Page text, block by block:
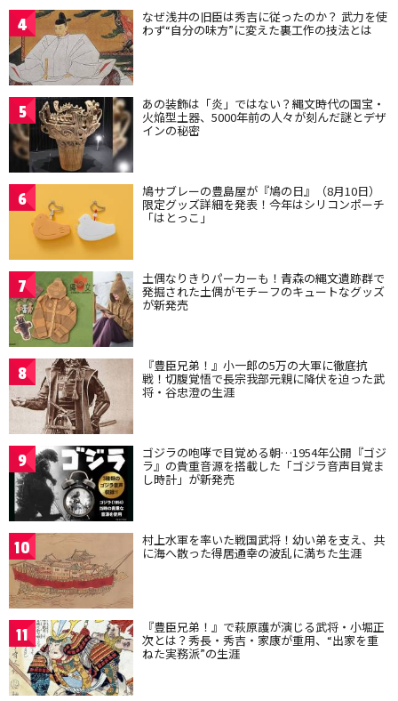
4 なぜ浅井の旧臣は秀吉に従ったのか？ 武力を使
わず“自分の味方”に変えた裏工作の技法とは
5 あの装飾は「炎」ではない？縄文時代の国宝・
火焔型土器、5000年前の人々が刻んだ謎とデザ
インの秘密
6 鳩サブレーの豊島屋が『鳩の日』（8月10日）
限定グッズ詳細を発表！今年はシリコンポーチ
「はとっこ」
7 土偶なりきりパーカーも！青森の縄文遺跡群で
発掘された土偶がモチーフのキュートなグッズ
が新発売
8 『豊臣兄弟！』小一郎の5万の大軍に徹底抗
戦！切腹覚悟で長宗我部元親に降伏を迫った武
将・谷忠澄の生涯
9 ゴジラの咆哮で目覚める朝…1954年公開『ゴジ
ラ』の貴重音源を搭載した「ゴジラ音声目覚ま
し時計」が新発売
10 村上水軍を率いた戦国武将！幼い弟を支え、共
に海へ散った得居通幸の波乱に満ちた生涯
11 『豊臣兄弟！』で萩原護が演じる武将・小堀正
次とは？秀長・秀吉・家康が重用、“出家を重
ねた実務派”の生涯